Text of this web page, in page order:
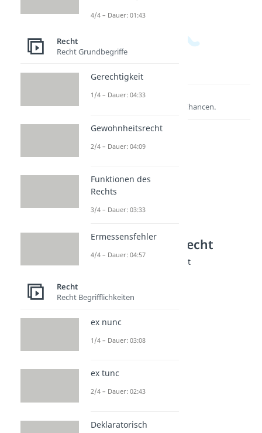
Lernen lohnt sich!
Entdecke hier deine Chancen.
Weitere Inhalte: Recht
Rechtliches im Vertragsrecht
Dauer: 05:06
Anfechtbarkeit
4/4 – Dauer: 01:43
Recht
Recht Grundbegriffe
Gerechtigkeit
1/4 – Dauer: 04:33
Gewohnheitsrecht
2/4 – Dauer: 04:09
Funktionen des
Rechts
3/4 – Dauer: 03:33
Ermessensfehler
4/4 – Dauer: 04:57
Recht
Recht Begrifflichkeiten
ex nunc
1/4 – Dauer: 03:08
ex tunc
2/4 – Dauer: 02:43
Deklaratorisch